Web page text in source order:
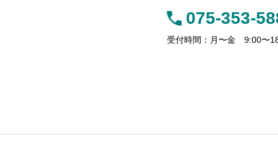
075-353-
受付時間：月〜金 9:00〜